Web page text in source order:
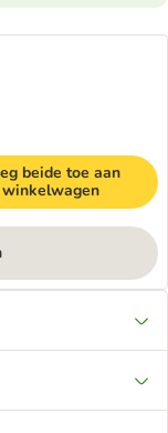
beide toe aan
winkelwagen